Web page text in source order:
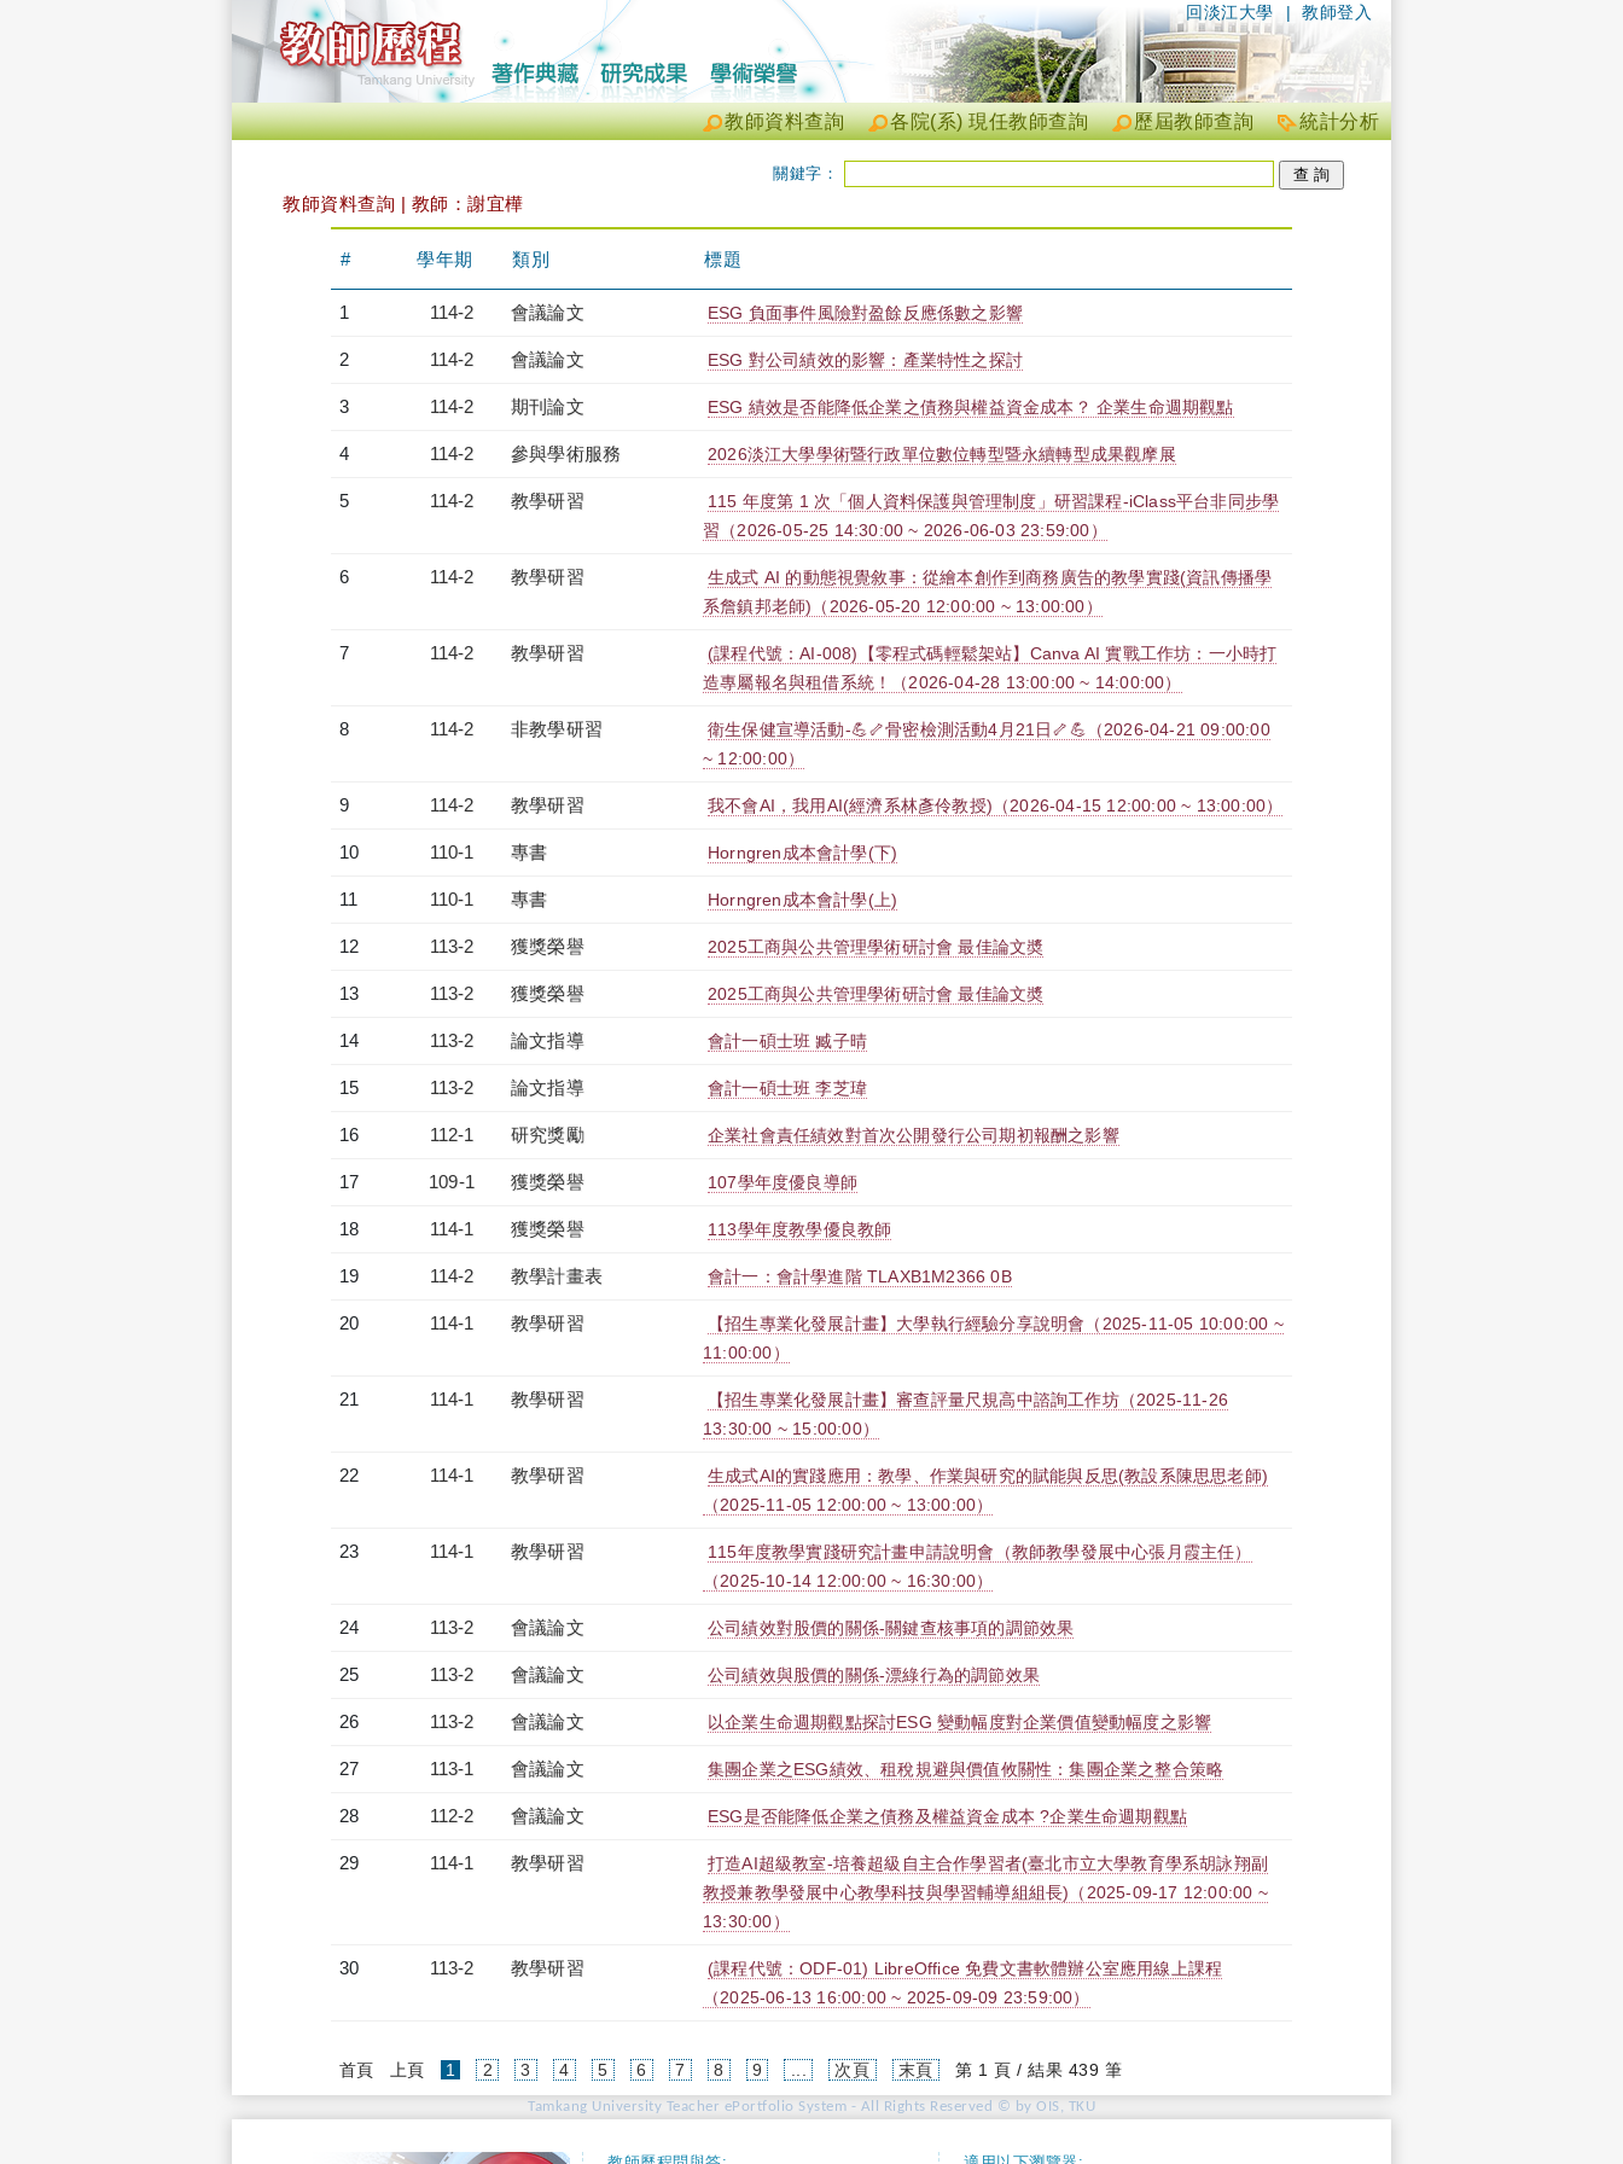
| 教師登入
回淡江大學
統計分析
歷屆教師查詢
各院(系) 現任教師查詢
教師資料查詢
關鍵字：
教師資料查詢 | 教師：謝宜樺
# 學年期 類別 標題
1 114-2 會議論文 ESG 負面事件風險對盈餘反應係數之影響
2 114-2 會議論文 ESG 對公司績效的影響：產業特性之探討
3 114-2 期刊論文 ESG 績效是否能降低企業之債務與權益資金成本？ 企業生命週期觀點
4 114-2 參與學術服務 2026淡江大學學術暨行政單位數位轉型暨永續轉型成果觀摩展
5 114-2 教學研習
115 年度第 1 次「個人資料保護與管理制度」研習課程-iClass平台非同步學
習（2026-05-25 14:30:00 ~ 2026-06-03 23:59:00）
6 114-2 教學研習
生成式 AI 的動態視覺敘事：從繪本創作到商務廣告的教學實踐(資訊傳播學
系詹鎮邦老師)（2026-05-20 12:00:00 ~ 13:00:00）
7 114-2 教學研習
(課程代號：AI-008)【零程式碼輕鬆架站】Canva AI 實戰工作坊：一小時打
造專屬報名與租借系統！（2026-04-28 13:00:00 ~ 14:00:00）
8 114-2 非教學研習
衛生保健宣導活動-💪🦴骨密檢測活動4月21日🦴💪（2026-04-21 09:00:00
~ 12:00:00）
9 114-2 教學研習 我不會AI，我用AI(經濟系林彥伶教授)（2026-04-15 12:00:00 ~ 13:00:00）
10 110-1 專書 Horngren成本會計學(下)
11 110-1 專書 Horngren成本會計學(上)
12 113-2 獲獎榮譽 2025工商與公共管理學術研討會 最佳論文奬
13 113-2 獲獎榮譽 2025工商與公共管理學術研討會 最佳論文奬
14 113-2 論文指導 會計一碩士班 臧子晴
15 113-2 論文指導 會計一碩士班 李芝瑋
16 112-1 研究獎勵 企業社會責任績效對首次公開發行公司期初報酬之影響
17 109-1 獲獎榮譽 107學年度優良導師
18 114-1 獲獎榮譽 113學年度教學優良教師
19 114-2 教學計畫表 會計一：會計學進階 TLAXB1M2366 0B
20 114-1 教學研習
【招生專業化發展計畫】大學執行經驗分享說明會（2025-11-05 10:00:00 ~
11:00:00）
21 114-1 教學研習
【招生專業化發展計畫】審查評量尺規高中諮詢工作坊（2025-11-26
13:30:00 ~ 15:00:00）
22 114-1 教學研習
生成式AI的實踐應用：教學、作業與研究的賦能與反思(教設系陳思思老師)
（2025-11-05 12:00:00 ~ 13:00:00）
23 114-1 教學研習
115年度教學實踐研究計畫申請說明會（教師教學發展中心張月霞主任）
（2025-10-14 12:00:00 ~ 16:30:00）
24 113-2 會議論文 公司績效對股價的關係-關鍵查核事項的調節效果
25 113-2 會議論文 公司績效與股價的關係-漂綠行為的調節效果
26 113-2 會議論文 以企業生命週期觀點探討ESG 變動幅度對企業價值變動幅度之影響
27 113-1 會議論文 集團企業之ESG績效、租稅規避與價值攸關性：集團企業之整合策略
28 112-2 會議論文 ESG是否能降低企業之債務及權益資金成本 ?企業生命週期觀點
29 114-1 教學研習
打造AI超級教室-培養超級自主合作學習者(臺北市立大學教育學系胡詠翔副
教授兼教學發展中心教學科技與學習輔導組組長)（2025-09-17 12:00:00 ~
13:30:00）
30 113-2 教學研習
(課程代號：ODF-01) LibreOffice 免費文書軟體辦公室應用線上課程
（2025-06-13 16:00:00 ~ 2025-09-09 23:59:00）
首頁 上頁 1 (current)
2 3 4 5 6 7 8 9 次頁 末頁 第 1 頁 / 結果 439 筆
Tamkang University Teacher ePortfolio System - All Rights Reserved © by OIS, TKU